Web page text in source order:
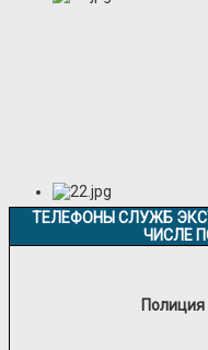
ТЕЛЕФОНЫ СЛУЖБ
ЧИСЛЕ
Полиция